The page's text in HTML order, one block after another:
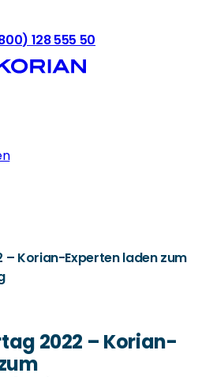
128 555 50
Korian-Experten laden zum
2022 – Korian-